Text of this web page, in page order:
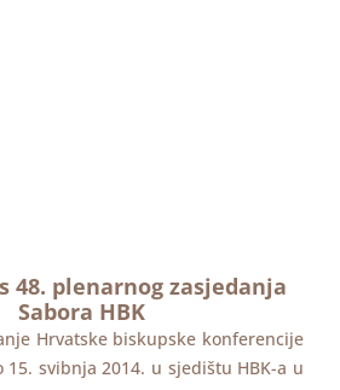
48. plenarnog zasjedanja
Sabora HBK
Hrvatske biskupske konferencije
svibnja 2014. u sjedištu HBK-a u